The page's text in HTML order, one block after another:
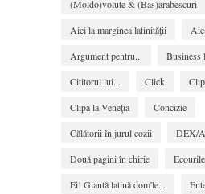
(Moldo)volute & (Bas)arabescuri
Aici la marginea latinităţii
Argument pentru...
Business
Cititorul lui...
Click
Clipa la Veneţia
Concizie
Călătorii în jurul cozii
DEX/
Două pagini în chirie
Ei! Giantă latină dom'le...